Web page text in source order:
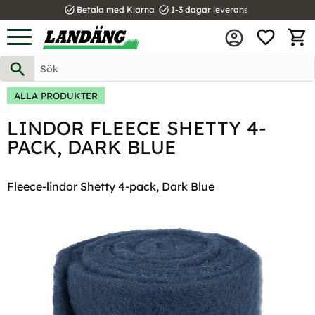
Meny
task_alt Betala med Klarna task_alt 1-3 dagar leverans
ALLA PRODUKTER
LINDOR FLEECE SHETTY 4-
PACK, DARK BLUE
Fleece-lindor Shetty 4-pack, Dark Blue